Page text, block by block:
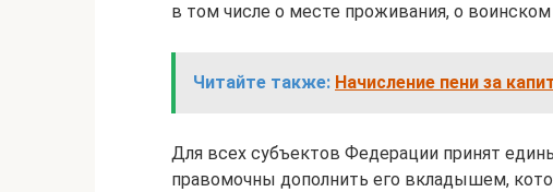
в том числе о месте проживания, о воинском
Читайте также: Начисление пени за
Для всех субъектов Федерации принят
правомочны дополнить его вкладышем,